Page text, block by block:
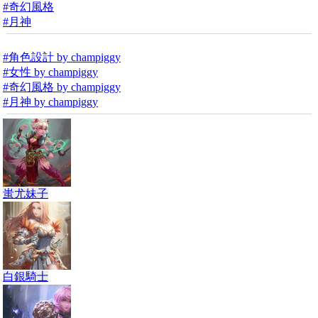
#奇幻風格
#月神
#角色設計 by champiggy
#女性 by champiggy
#奇幻風格 by champiggy
#月神 by champiggy
蚩尤妹子
白銀騎士